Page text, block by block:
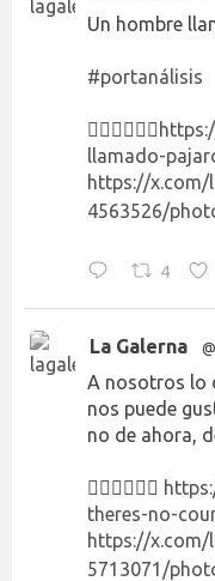
Un hombre
#portanálisis
👉🏻👉🏻👉🏻
llamado-
https://x.com/
4563526/
4
La Galerna
A nosotros lo
nos puede
no de ahora,
👉🏻👉🏻👉🏻
theres-no-
https://x.com/
5713071/